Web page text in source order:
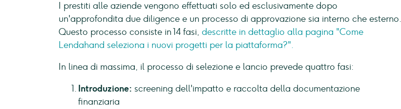
I prestiti alle aziende vengono effettuati solo ed esclusivamente dopo
un'approfondita due diligence e un processo di approvazione sia interno che esterno.
Questo processo consiste in 14 fasi, descritte in dettaglio alla pagina "Come
Lendahand seleziona i nuovi progetti per la piattaforma?".
In linea di massima, il processo di selezione e lancio prevede quattro fasi:
Introduzione: screening dell'impatto e raccolta della documentazione
finanziaria